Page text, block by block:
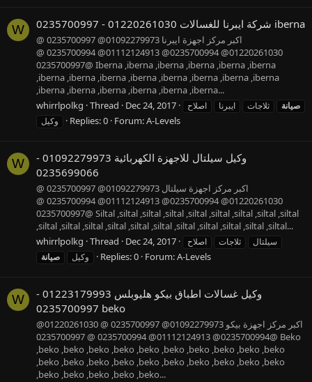
W شركة ايبرنا للغسالات 01220261030 - 0235700997 iberna
اكبر مركز اجهزة ايبرنا 01092279973@ 0235700997 @
01220261030@ 0235700994@ 01112124913@ 0235700994 @
0235700997@ Iberna ,iberna ,iberna ,iberna ,iberna ,iberna
,iberna ,iberna ,iberna ,iberna ,iberna ,iberna ,iberna ,iberna
,iberna ,iberna ,iberna ,iberna ,iberna ,iberna...
whirrlpolkg Thread Dec 24, 2017 اصلاح ايبرنا ثلاجات
صيانة
وكيل
Replies: 0 Forum:A-Levels
W
وكيل سيلتال للاجهزة الكهربائية 01092279973 -
0235699066
اكبر مركز اجهزة سيلتال 01092279973@ 0235700997 @
01220261030@ 0235700994@ 01112124913@ 0235700994 @
0235700997@ Siltal ,siltal ,siltal ,siltal ,siltal ,siltal ,siltal ,siltal ,siltal
,siltal ,siltal ,siltal ,siltal ,siltal ,siltal ,siltal ,siltal ,siltal ,siltal ,siltal...
whirrlpolkg Thread Dec 24, 2017 اصلاح ثلاجات
سيلتال
صيانة
وكيل Replies: 0 Forum:A-Levels
W
وكيل غسالات اطباق بيكو هليوبلس 01223179993 -
0235700997 beko
اكبر مركز اجهزة بيكو 01092279973@ 0235700997 @ 01220261030@
0235700994@ 01112124913@ 0235700994 @ 0235700997@ Beko
,beko ,beko ,beko ,beko ,beko ,beko ,beko ,beko ,beko ,beko
,beko ,beko ,beko ,beko ,beko ,beko ,beko ,beko ,beko ,beko
,beko ,beko ,beko ,beko ,beko...